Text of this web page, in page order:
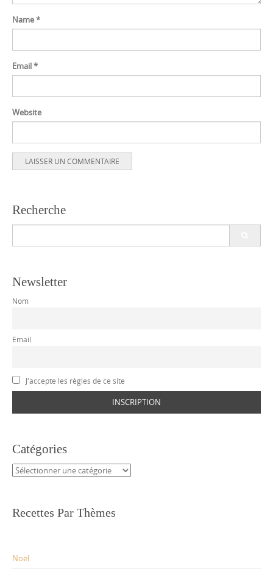
Name*
Email*
Website
Recherche
Newsletter
Nom
Email
J'accepte les règles de ce site
Catégories
Catégories
Recettes Par Thèmes
Noël